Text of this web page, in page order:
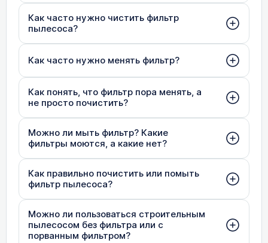
Как часто нужно чистить фильтр
пылесоса?
Как часто нужно менять фильтр?
Как понять, что фильтр пора менять, а
не просто почистить?
Можно ли мыть фильтр? Какие
фильтры моются, а какие нет?
Как правильно почистить или помыть
фильтр пылесоса?
Можно ли пользоваться строительным
пылесосом без фильтра или с
порванным фильтром?